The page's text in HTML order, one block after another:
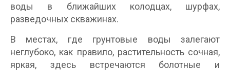
воды в ближайших колодцах, шурфах,
разведочных скважинах.
В местах, где грунтовые воды залегают
неглубоко, как правило, растительность сочная,
яркая, здесь встречаются болотные и